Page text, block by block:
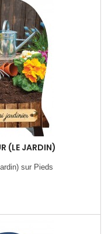
(LE JARDIN)
sur Pieds